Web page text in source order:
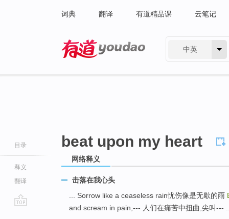
词典 翻译 有道精品课 云笔记
中英
目录
释义
翻译
beat upon my heart
网络释义
击落在我心头
... Sorrow like a ceaseless rain忧伤像是无歇的雨
and scream in pain,--- 人们在痛苦中扭曲,尖叫---